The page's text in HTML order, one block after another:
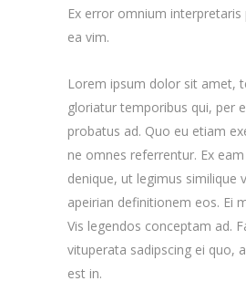
Ex error omnium interpretaris
ea vim.
Lorem ipsum dolor sit amet,
gloriatur temporibus qui, per
probatus ad. Quo eu etiam
ne omnes referrentur. Ex
denique, ut legimus similique
apeirian definitionem eos. Ei
Vis legendos conceptam ad.
vituperata sadipscing ei quo,
est in.